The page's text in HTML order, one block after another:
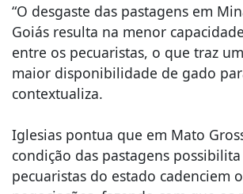
“O desgaste das pastagens em
Goiás resulta na menor
entre os pecuaristas, o que traz
maior disponibilidade de gado
contextualiza.
Iglesias pontua que em Mato
condição das pastagens
pecuaristas do estado cadenciem